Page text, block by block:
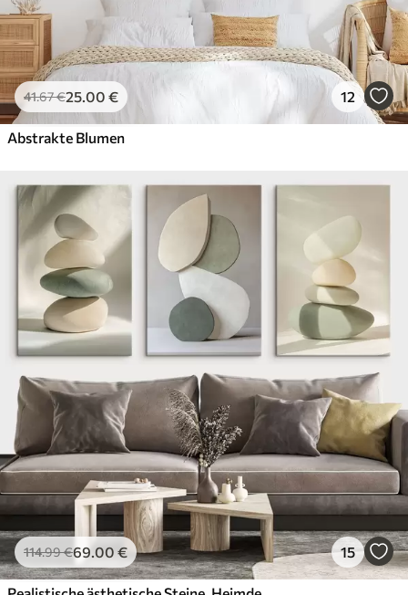
41.67€25.00 € 12
Abstrakte Blumen
114.99€69.00 € 15